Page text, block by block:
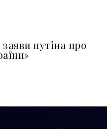
путіна про